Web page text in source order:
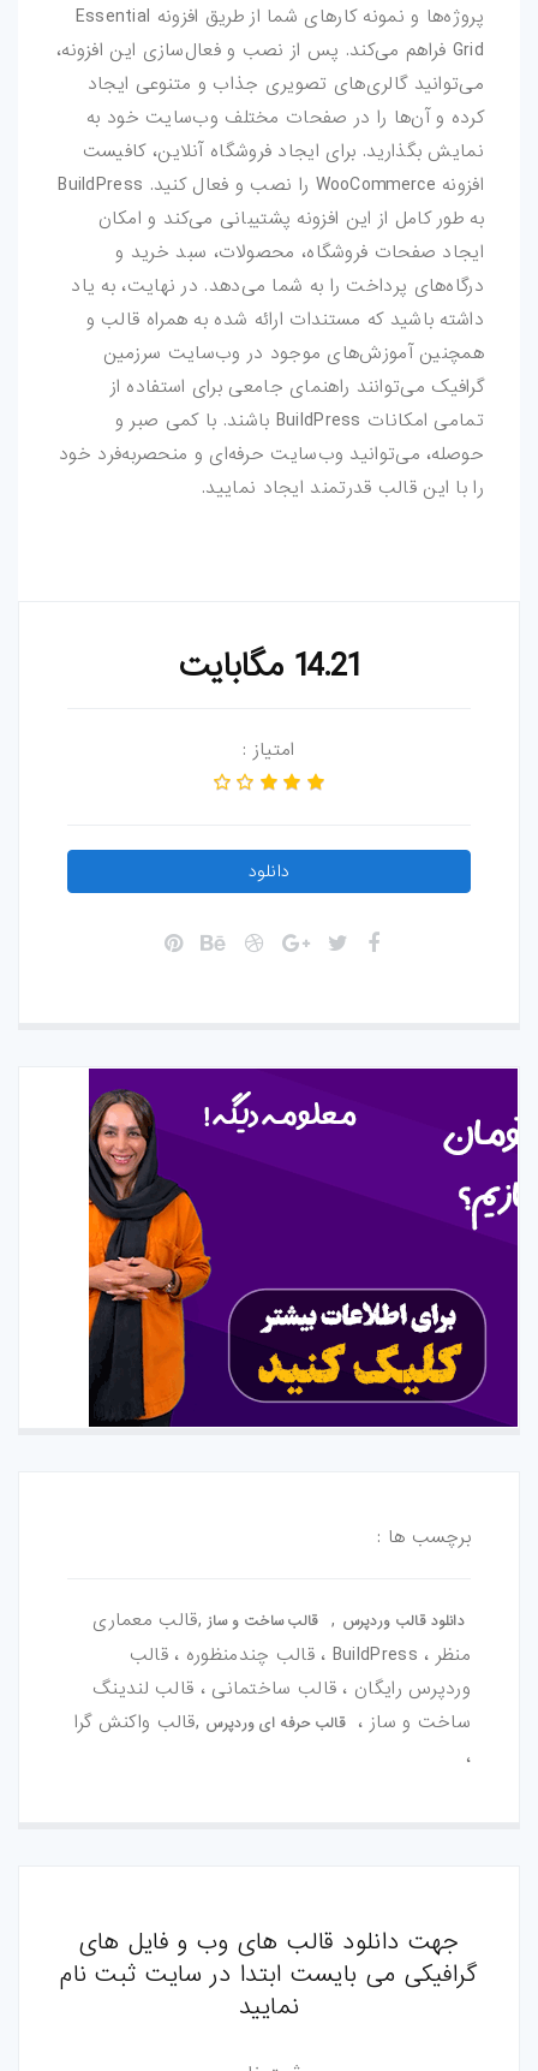
پروژه‌ها و نمونه کارهای شما از طریق افزونه Essential
Grid فراهم می‌کند. پس از نصب و فعال‌سازی این افزونه،
می‌توانید گالری‌های تصویری جذاب و متنوعی ایجاد
کرده و آن‌ها را در صفحات مختلف وب‌سایت خود به
نمایش بگذارید. برای ایجاد فروشگاه آنلاین، کافیست
افزونه WooCommerce را نصب و فعال کنید. BuildPress
به طور کامل از این افزونه پشتیبانی می‌کند و امکان
ایجاد صفحات فروشگاه، محصولات، سبد خرید و
درگاه‌های پرداخت را به شما می‌دهد. در نهایت، به یاد
داشته باشید که مستندات ارائه شده به همراه قالب و
همچنین آموزش‌های موجود در وب‌سایت سرزمین
گرافیک می‌توانند راهنمای جامعی برای استفاده از
تمامی امکانات BuildPress باشند. با کمی صبر و
حوصله، می‌توانید وب‌سایت حرفه‌ای و منحصربه‌فرد خود
را با این قالب قدرتمند ایجاد نمایید.
14.21 مگابایت
امتیاز :
دانلود
برچسب ها :
دانلود قالب وردپرس , قالب ساخت و ساز,قالب معماری
منظر ، BuildPress ، قالب چندمنظوره ، قالب
وردپرس رایگان ، قالب ساختمانی ، قالب لندینگ
ساخت و ساز ،
قالب حرفه ای وردپرس ,قالب واکنش گرا
،
جهت دانلود قالب های وب و فایل های
گرافیکی می بایست ابتدا در سایت ثبت نام
نمایید